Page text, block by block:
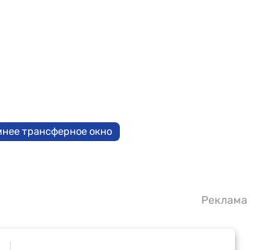
трансферное окно
Реклама